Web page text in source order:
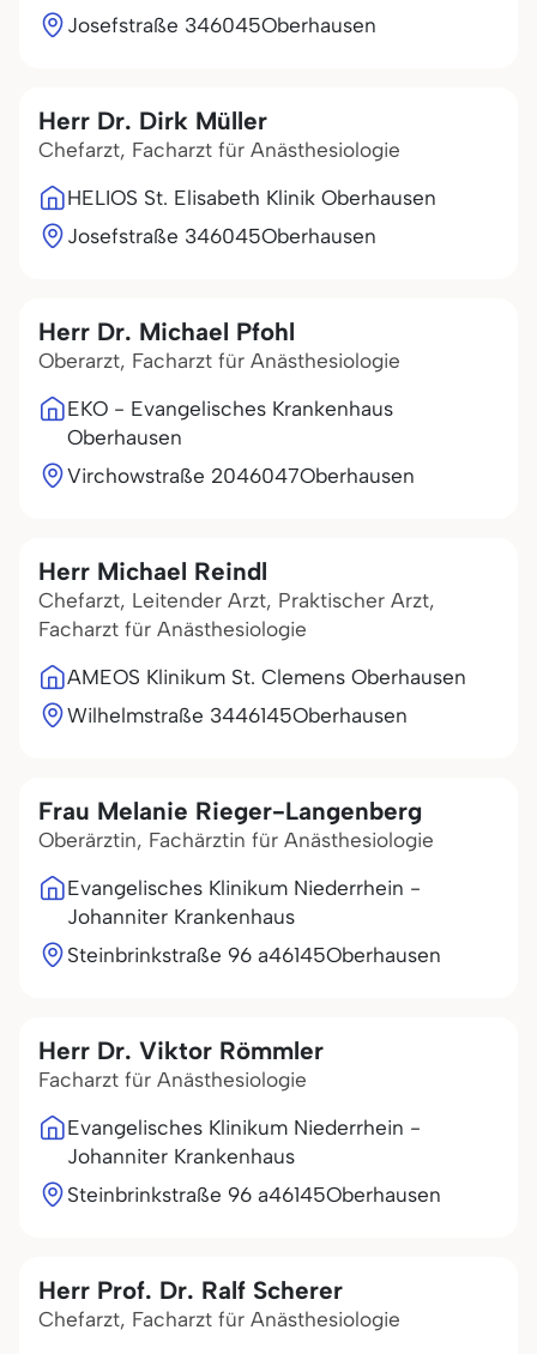
Josefstraße 346045Oberhausen
Herr Dr. Dirk Müller
Chefarzt, Facharzt für Anästhesiologie
HELIOS St. Elisabeth Klinik Oberhausen
Josefstraße 346045Oberhausen
Herr Dr. Michael Pfohl
Oberarzt, Facharzt für Anästhesiologie
EKO - Evangelisches Krankenhaus
Oberhausen
Virchowstraße 2046047Oberhausen
Herr Michael Reindl
Chefarzt, Leitender Arzt, Praktischer Arzt,
Facharzt für Anästhesiologie
AMEOS Klinikum St. Clemens Oberhausen
Wilhelmstraße 3446145Oberhausen
Frau Melanie Rieger-Langenberg
Oberärztin, Fachärztin für Anästhesiologie
Evangelisches Klinikum Niederrhein -
Johanniter Krankenhaus
Steinbrinkstraße 96 a46145Oberhausen
Herr Dr. Viktor Römmler
Facharzt für Anästhesiologie
Evangelisches Klinikum Niederrhein -
Johanniter Krankenhaus
Steinbrinkstraße 96 a46145Oberhausen
Herr Prof. Dr. Ralf Scherer
Chefarzt, Facharzt für Anästhesiologie